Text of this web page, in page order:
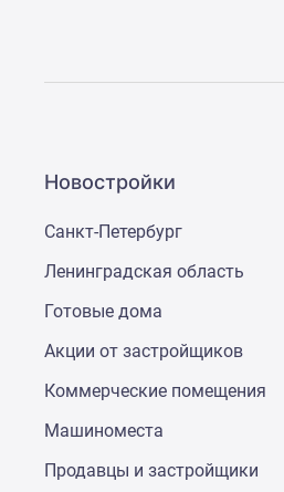
Новостройки
Санкт-Петербург
Ленинградская область
Готовые дома
Акции от застройщиков
Коммерческие помещения
Машиноместа
Продавцы и застройщики